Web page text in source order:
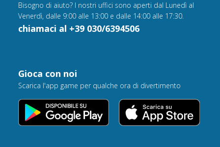
Bisogno di aiuto? I nostri uffici sono aperti dal Lunedì al
Venerdì, dalle 9:00 alle 13:00 e dalle 14:00 alle 17:30.
chiamaci al +39 030/6394506
Gioca con noi
Scarica l'app game per qualche ora di divertimento